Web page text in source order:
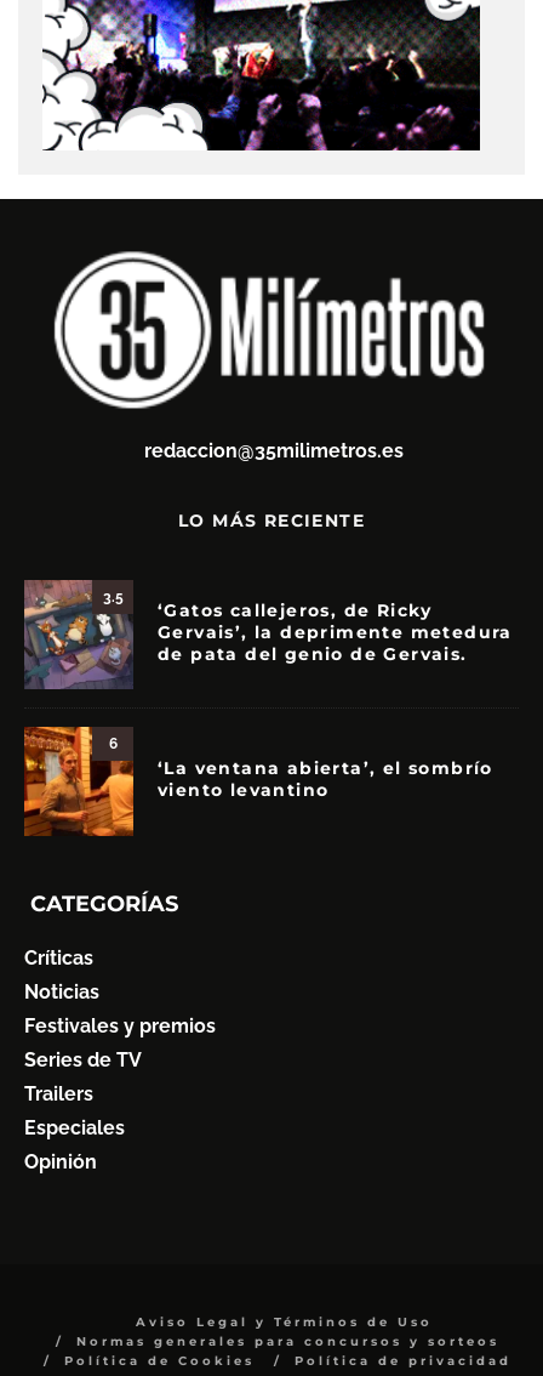
redaccion@35milimetros.es
LO MÁS RECIENTE
3.5
‘Gatos callejeros, de Ricky
Gervais’, la deprimente metedura
de pata del genio de Gervais.
6
‘La ventana abierta’, el sombrío
viento levantino
CATEGORÍAS
Críticas
Noticias
Festivales y premios
Series de TV
Trailers
Especiales
Opinión
Aviso Legal y Términos de Uso
Normas generales para concursos y sorteos
Política de Cookies
Política de privacidad